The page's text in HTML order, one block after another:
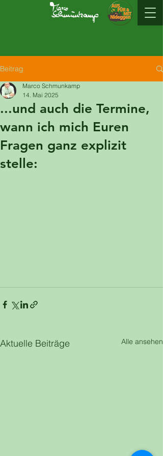
Beitrag
...und auch die Termine,
wann ich mich Euren
Fragen ganz explizit
stelle:
Marco Schmunkamp
14. Mai 2025
Aktuelle Beiträge Alle ansehen